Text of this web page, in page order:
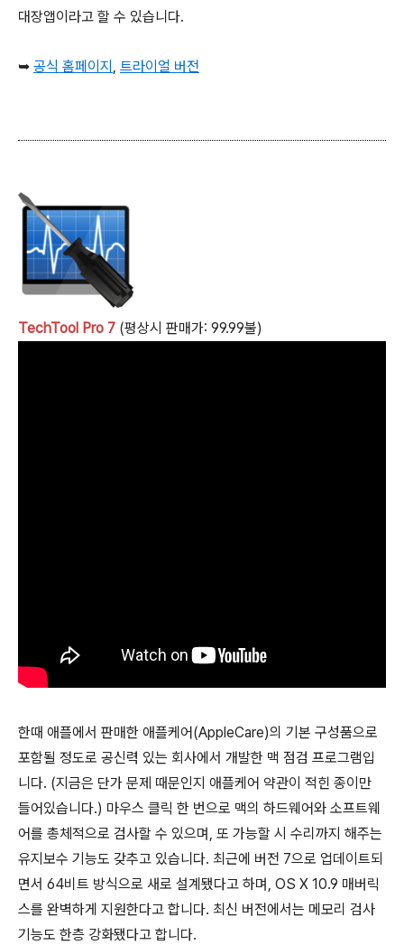
대장앱이라고 할 수 있습니다.
➥ 공식 홈페이지 , 트라이얼 버전
TechTool Pro 7 (평상시 판매가: 99.99불)
한때 애플에서 판매한 애플케어(AppleCare)의 기본 구성품으로
포함될 정도로 공신력 있는 회사에서 개발한 맥 점검 프로그램입
니다. (지금은 단가 문제 때문인지 애플케어 약관이 적힌 종이만
들어있습니다.) 마우스 클릭 한 번으로 맥의 하드웨어와 소프트웨
어를 총체적으로 검사할 수 있으며, 또 가능할 시 수리까지 해주는
유지보수 기능도 갖추고 있습니다. 최근에 버전 7으로 업데이트되
면서 64비트 방식으로 새로 설계됐다고 하며, OS X 10.9 매버릭
스를 완벽하게 지원한다고 합니다. 최신 버전에서는 메모리 검사
기능도 한층 강화됐다고 합니다.